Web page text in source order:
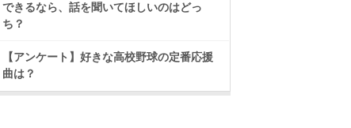
できるなら、話を聞いてほしいのはどっ
ち？
【アンケート】好きな高校野球の定番応援
曲は？